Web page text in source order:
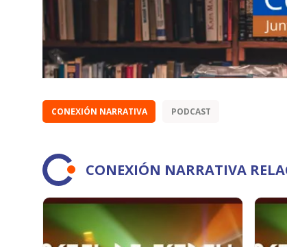
CONEXIÓN NARRATIVA PODCAST
CONEXIÓN NARRATIVA